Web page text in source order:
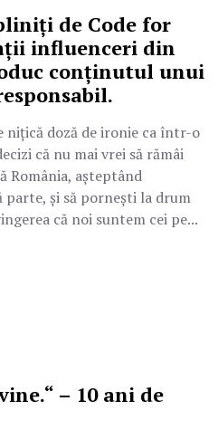
de Code for
influenceri din
conținutul unui
nițică doză de ironie ca într-o
că nu mai vrei să rămâi
România, așteptând
parte, și să pornești la drum
că noi suntem cei pe...
– 10 ani de